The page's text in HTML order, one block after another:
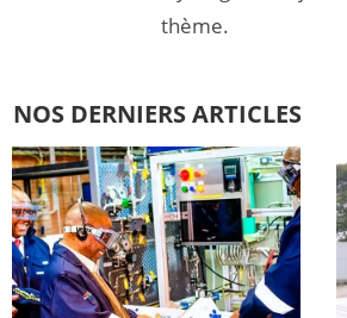
thème.
NOS DERNIERS ARTICLES